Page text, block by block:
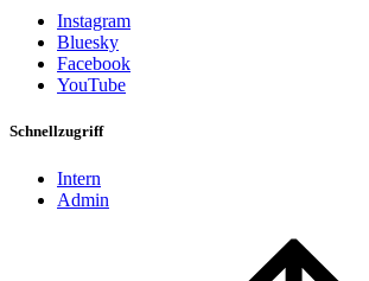
Instagram
Bluesky
Facebook
YouTube
Schnellzugriff
Intern
Admin